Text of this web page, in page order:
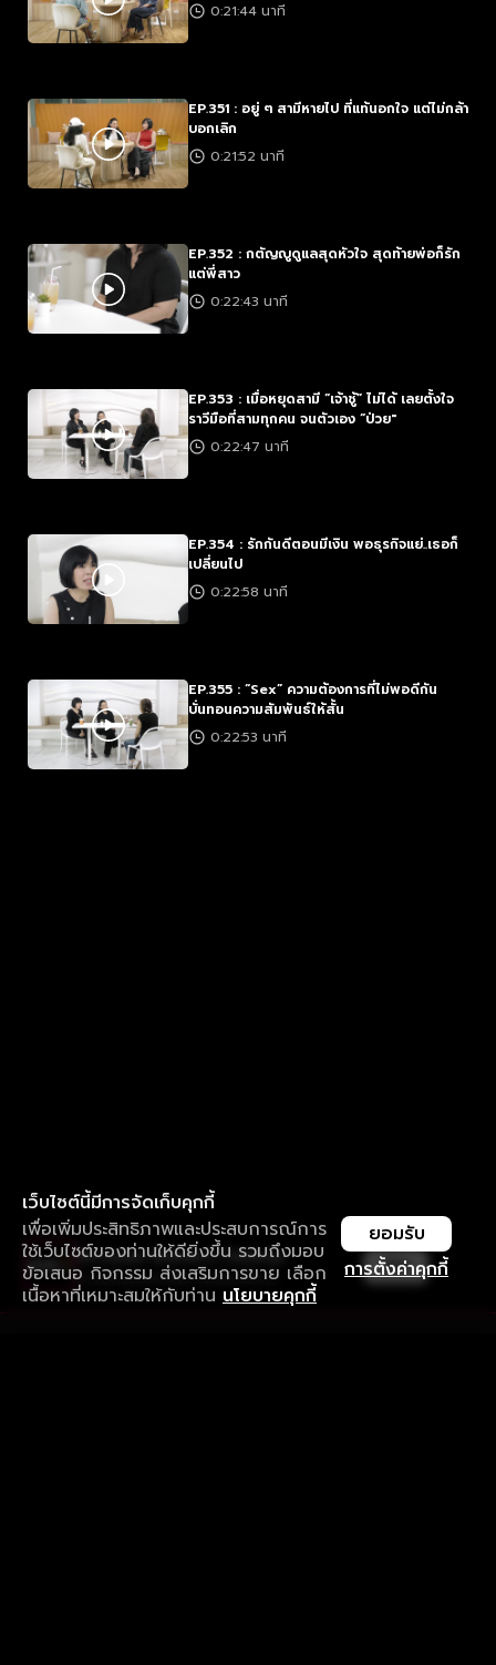
0:21:44 นาที
EP.351 : อยู่ ๆ สามีหายไป ที่แท้นอกใจ แต่ไม่กล้า
บอกเลิก
0:21:52 นาที
EP.352 : กตัญญูดูแลสุดหัวใจ สุดท้ายพ่อก็รัก
แต่พี่สาว
0:22:43 นาที
EP.353 : เมื่อหยุดสามี “เจ้าชู้” ไม่ได้ เลยตั้งใจ
ราวีมือที่สามทุกคน จนตัวเอง “ป่วย"
0:22:47 นาที
EP.354 : รักกันดีตอนมีเงิน พอธุรกิจแย่..เธอก็
เปลี่ยนไป
0:22:58 นาที
EP.355 : “Sex” ความต้องการที่ไม่พอดีกัน
บั่นทอนความสัมพันธ์ให้สั้น
0:22:53 นาที
เว็บไซต์นี้มีการจัดเก็บคุกกี้
เพื่อเพิ่มประสิทธิภาพและประสบการณ์การ
ใช้เว็บไซต์ของท่านให้ดียิ่งขึ้น รวมถึงมอบ
ข้อเสนอ กิจกรรม ส่งเสริมการขาย เลือก
เนื้อหาที่เหมาะสมให้กับท่าน นโยบายคุกกี้
การตั้งค่าคุกกี้
ยอมรับ
ใช้งานแอป ลื่นไหลกว่า ไม่มีสะดุด
ดาวน์โหลดแอปเพื่อการรับชมที่ดีกว่า เปิด